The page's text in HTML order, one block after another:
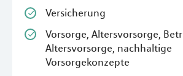
Versicherung
Vorsorge, Altersvorsorge,
Altersvorsorge, nachhaltige
Vorsorgekonzepte